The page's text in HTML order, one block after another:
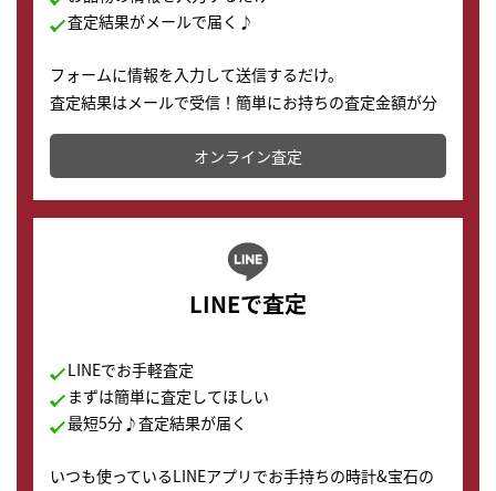
査定結果がメールで届く♪
フォームに情報を入力して送信するだけ。
査定結果はメールで受信！簡単にお持ちの査定金額が分
かります。
オンライン査定
LINEで査定
LINEでお手軽査定
まずは簡単に査定してほしい
最短5分♪査定結果が届く
いつも使っているLINEアプリでお手持ちの時計&宝石の